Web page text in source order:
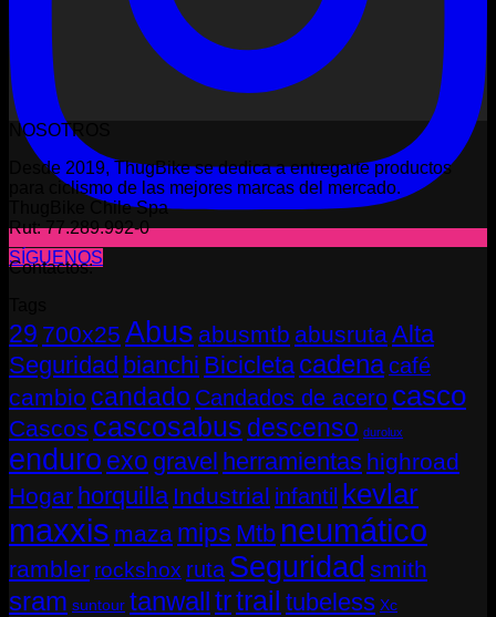
SÍGUENOS
NOSOTROS
Desde 2019, ThugBike se dedica a entregarte productos
para ciclismo de las mejores marcas del mercado.
ThugBike Chile Spa
Rut: 77.289.992-0
Contactos:
29 700x25 Abus abusmtb abusruta Alta
Seguridad bianchi Bicicleta cadenacafé
cambio candado Candados de acero casco
Cascos cascosabus descenso durolux
enduro exo gravel herramientas highroad
Hogar horquilla Industrial infantil kevlar
maxxis maza mips Mtb neumático
rambler rockshox ruta Seguridad smith
sram suntour tanwalltrtrail tubeless Xc